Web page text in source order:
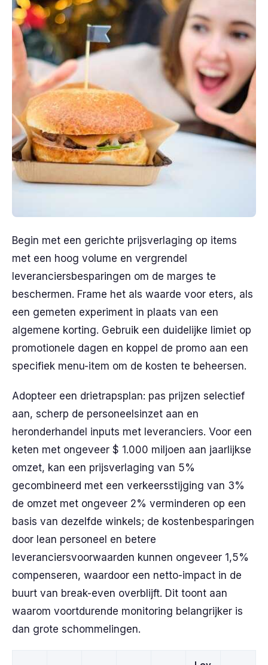
Begin met een gerichte prijsverlaging op items
met een hoog volume en vergrendel
leveranciersbesparingen om de marges te
beschermen. Frame het als waarde voor eters, als
een gemeten experiment in plaats van een
algemene korting. Gebruik een duidelijke limiet op
promotionele dagen en koppel de promo aan een
specifiek menu-item om de kosten te beheersen.
Adopteer een drietrapsplan: pas prijzen selectief
aan, scherp de personeelsinzet aan en
heronderhandel inputs met leveranciers. Voor een
keten met ongeveer $ 1.000 miljoen aan jaarlijkse
omzet, kan een prijsverlaging van 5%
gecombineerd met een verkeersstijging van 3%
de omzet met ongeveer 2% verminderen op een
basis van dezelfde winkels; de kostenbesparingen
door lean personeel en betere
leveranciersvoorwaarden kunnen ongeveer 1,5%
compenseren, waardoor een netto-impact in de
buurt van break-even overblijft. Dit toont aan
waarom voortdurende monitoring belangrijker is
dan grote schommelingen.